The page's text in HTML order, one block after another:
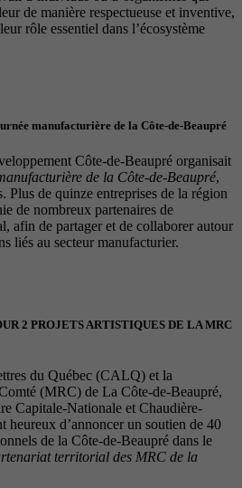
de manière respectueuse et inventive,
rôle essentiel dans l’écosystème
manufacturière de la Côte-de-Beaupré
Côte-de-Beaupré organisait
de la Côte-de-Beaupré,
Plus de quinze entreprises de la région
de nombreux partenaires de
afin de partager et de collaborer autour
liés au secteur manufacturier.
2 PROJETS ARTISTIQUES DE LA MRC
du Québec (CALQ) et la
(MRC) de La Côte-de-Beaupré,
Capitale-Nationale et Chaudière-
d’annoncer un soutien de 40
de la Côte-de-Beaupré dans le
territorial des MRC de la